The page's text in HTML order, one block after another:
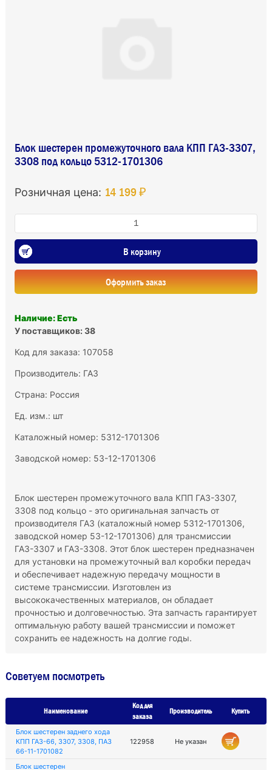
Блок шестерен промежуточного вала КПП ГАЗ-3307,
3308 под кольцо 5312-1701306
Розничная цена: 14 199 ₽
В корзину
Оформить заказ
Наличие: Есть
У поставщиков: 38
Код для заказа: 107058
Производитель: ГАЗ
Страна: Россия
Ед. изм.: шт
Каталожный номер: 5312-1701306
Заводской номер: 53-12-1701306
Блок шестерен промежуточного вала КПП ГАЗ-3307,
3308 под кольцо - это оригинальная запчасть от
производителя ГАЗ (каталожный номер 5312-1701306,
заводской номер 53-12-1701306) для трансмиссии
ГАЗ-3307 и ГАЗ-3308. Этот блок шестерен предназначен
для установки на промежуточный вал коробки передач
и обеспечивает надежную передачу мощности в
системе трансмиссии. Изготовлен из
высококачественных материалов, он обладает
прочностью и долговечностью. Эта запчасть гарантирует
оптимальную работу вашей трансмиссии и поможет
сохранить ее надежность на долгие годы.
Советуем посмотреть
Наименование
Код для
заказа
Производитель Купить
Блок шестерен заднего хода
КПП ГАЗ-66, 3307, 3308, ПАЗ
66-11-1701082
122958 Не указан
Блок шестерен